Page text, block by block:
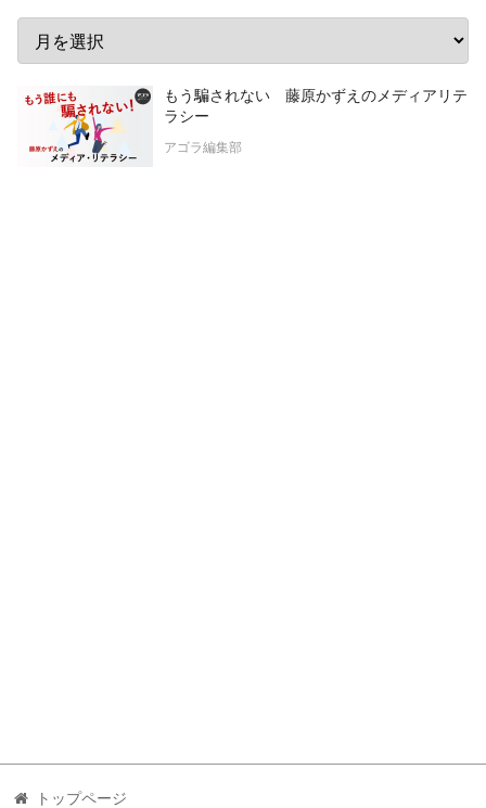
もう騙されない 藤原かずえのメディアリテ
ラシー
アゴラ編集部
トップページ